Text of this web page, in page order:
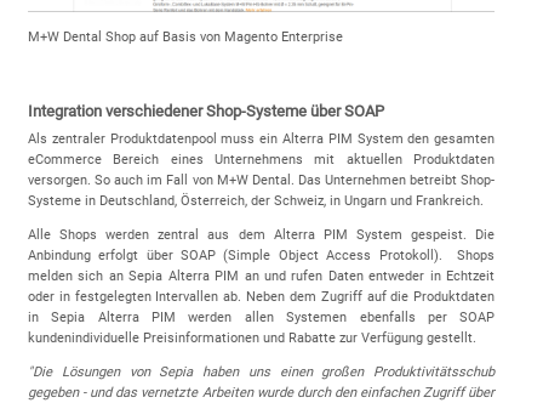
M+W Dental Shop auf Basis von Magento Enterprise
Integration verschiedener Shop-Systeme über SOAP
Als zentraler Produktdatenpool muss ein Alterra PIM System den gesamten
eCommerce Bereich eines Unternehmens mit aktuellen Produktdaten
versorgen. So auch im Fall von M+W Dental. Das Unternehmen betreibt Shop-
Systeme in Deutschland, Österreich, der Schweiz, in Ungarn und Frankreich.
Alle Shops werden zentral aus dem Alterra PIM System gespeist. Die
Anbindung erfolgt über SOAP (Simple Object Access Protokoll). Shops
melden sich an Sepia Alterra PIM an und rufen Daten entweder in Echtzeit
oder in festgelegten Intervallen ab. Neben dem Zugriff auf die Produktdaten
in Sepia Alterra PIM werden allen Systemen ebenfalls per SOAP
kundenindividuelle Preisinformationen und Rabatte zur Verfügung gestellt.
"Die Lösungen von Sepia haben uns einen großen Produktivitätsschub
gegeben - und das vernetzte Arbeiten wurde durch den einfachen Zugriff über